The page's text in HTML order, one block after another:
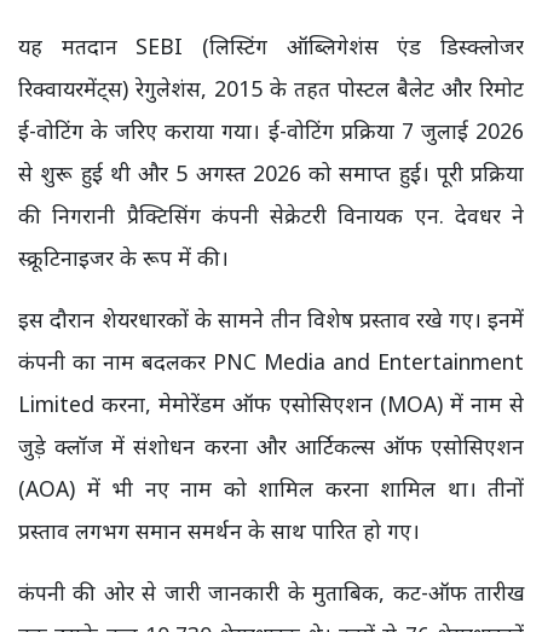
यह मतदान SEBI (लिस्टिंग ऑब्लिगेशंस एंड डिस्क्लोजर
रिक्वायरमेंट्स) रेगुलेशंस, 2015 के तहत पोस्टल बैलेट और रिमोट
ई-वोटिंग के जरिए कराया गया। ई-वोटिंग प्रक्रिया 7 जुलाई 2026
से शुरू हुई थी और 5 अगस्त 2026 को समाप्त हुई। पूरी प्रक्रिया
की निगरानी प्रैक्टिसिंग कंपनी सेक्रेटरी विनायक एन. देवधर ने
स्क्रूटिनाइजर के रूप में की।
इस दौरान शेयरधारकों के सामने तीन विशेष प्रस्ताव रखे गए। इनमें
कंपनी का नाम बदलकर PNC Media and Entertainment
Limited करना, मेमोरेंडम ऑफ एसोसिएशन (MOA) में नाम से
जुड़े क्लॉज में संशोधन करना और आर्टिकल्स ऑफ एसोसिएशन
(AOA) में भी नए नाम को शामिल करना शामिल था। तीनों
प्रस्ताव लगभग समान समर्थन के साथ पारित हो गए।
कंपनी की ओर से जारी जानकारी के मुताबिक, कट-ऑफ तारीख